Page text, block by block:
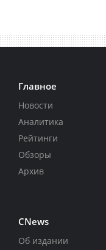
Главное
Новости
Аналитика
Рейтинги
Обзоры
Архив
CNews
Об издании